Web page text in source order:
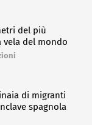
del più
vela del mondo
di migranti
spagnola